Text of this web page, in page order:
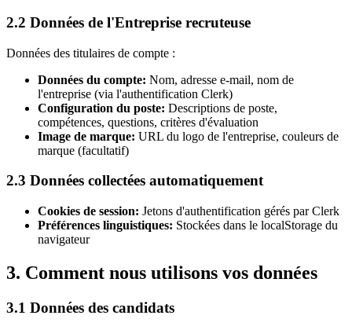
2.2 Données de l'Entreprise recruteuse
Données des titulaires de compte :
Données du compte: Nom, adresse e-mail, nom de
l'entreprise (via l'authentification Clerk)
Configuration du poste: Descriptions de poste,
compétences, questions, critères d'évaluation
Image de marque: URL du logo de l'entreprise, couleurs de
marque (facultatif)
2.3 Données collectées automatiquement
Cookies de session: Jetons d'authentification gérés par Clerk
Préférences linguistiques: Stockées dans le localStorage du
navigateur
3. Comment nous utilisons vos données
3.1 Données des candidats